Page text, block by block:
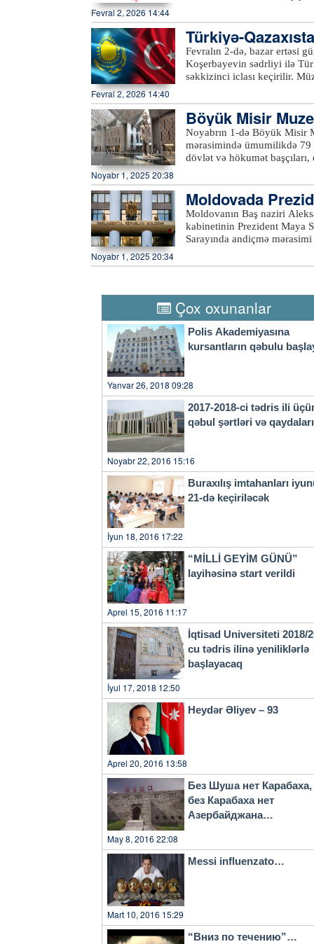
nəfər təşkil edir. Ölkə əhalisinin 13 milyonu şəhərlərdə, 7,5 milyonu kənd yerlərində yaşayır.
xeber100.com
Fevral 2, 2026 14:44
Türkiyə-
n iclası keçirilir
Fevralın 2-də, bazar ertəsi
Koşerbayevin sədrliyi ilə
səkkizinci iclası keçirilir.
əməkdaşlığın
çoxtərəfli platformalarda,
əməkdaşlığın
Orta Dəhliz boyunca
ticarət dövriyyəsini ildə 15
nazirlərinin ikitərəfli görüşü
Fevral 2, 2026 14:40
Böyük Misir
ək
Noyabrın 1-də Böyük Misir
mərasimində ümumilikdə
dövlət və hökumət
vəziyyətinə gətirilib. Açılış
yanaşı yolboyu dalğalanır.
Böyük Misir Muzeyinin
kvadrat metrə yaxındır.
eksponat saxlanılır.
şəkildə nümayiş olunur.
Noyabr 1, 2025 20:38
Moldovada
Moldovanın Baş naziri
kabinetinin Prezident Maya
Sarayında andiçmə
vəzifələrini qoruyanlar daxil
çıxış edərək ölkənin
Noyabr 1, 2025 20:34
Çox oxunanlar
Polis Akademiyasına
kursantların qəbulu
Yanvar 26, 2018 09:28
2017-2018-ci tədris ili
qəbul şərtləri və
Noyabr 22, 2016 15:16
Buraxılış imtahanları
21-də keçiriləcək
İyun 18, 2016 17:22
“MİLLİ GEYİM GÜNÜ”
layihəsinə start verildi
Aprel 15, 2016 11:17
İqtisad Universiteti 2018/
cu tədris ilinə yeniliklərlə
başlayacaq
İyul 17, 2018 12:50
Heydər Əliyev – 93
Aprel 20, 2016 13:58
Без Шуша нет Карабаха,
без Карабаха нет
Азербайджана…
May 8, 2016 22:08
Messi influenzato…
Mart 10, 2016 15:29
“Вниз по течению”…